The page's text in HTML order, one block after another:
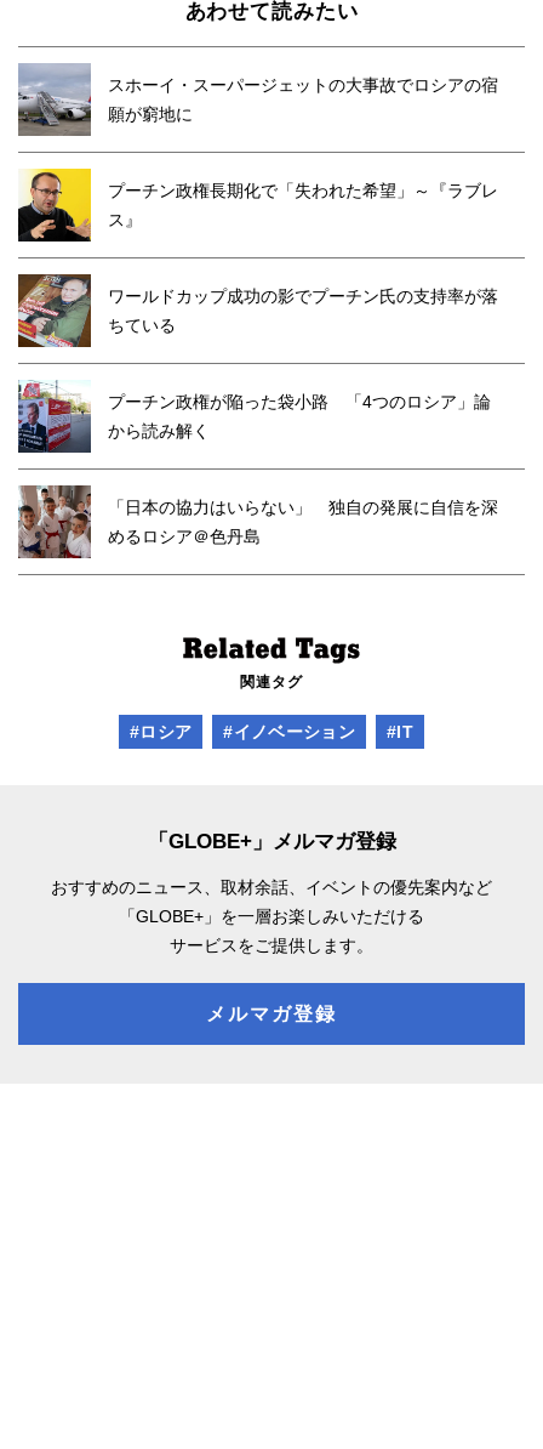
あわせて読みたい
スホーイ・スーパージェットの大事故でロシアの宿
願が窮地に
プーチン政権長期化で「失われた希望」～『ラブレ
ス』
ワールドカップ成功の影でプーチン氏の支持率が落
ちている
プーチン政権が陥った袋小路 「4つのロシア」論
から読み解く
「日本の協力はいらない」 独自の発展に自信を深
めるロシア＠色丹島
関連タグ
#ロシア #イノベーション #IT
「GLOBE+」メルマガ登録
おすすめのニュース、取材余話、 イベントの優先案内など
「GLOBE+」を一層お楽しみいただける
サービスをご提供します。
メルマガ登録